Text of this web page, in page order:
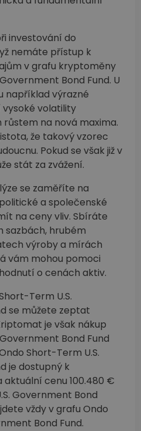
investování do
nemáte přístup k
v grafu kryptoměny
Bond Fund. U
například výrazné
volatility
na nová maxima.
že takový vzorec
Pokud se však již v
stát za zvážení.
se zaměříte na
a společenské
na ceny vliv. Sbíráte
sazbách, hrubém
výroby a mírách
vám mohou pomoci
o cenách aktiv.
Term U.S.
se můžete zeptat
je však nákup
Bond Fund
Short-Term U.S.
je dostupný k
aktuální cenu 100.480 €
Government Bond
vždy v grafu Ondo
Bond Fund.